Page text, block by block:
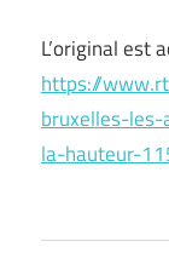
L’original est
https://
bruxelles-
la-hauteur-